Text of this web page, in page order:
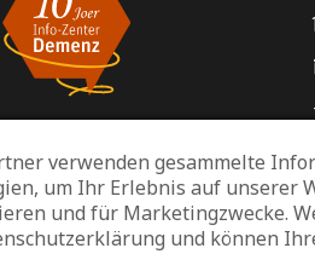
verwenden gesammelte
um Ihr Erlebnis auf unserer
und für Marketingzwecke.
und können